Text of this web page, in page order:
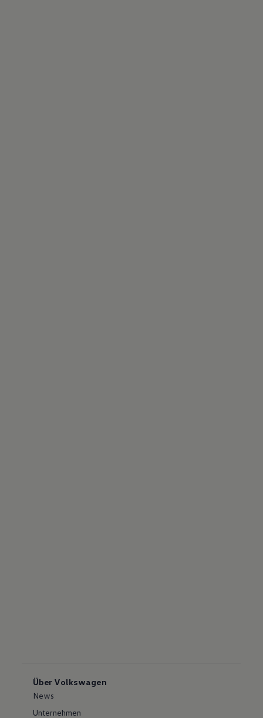
Über Volkswagen
News
Unternehmen